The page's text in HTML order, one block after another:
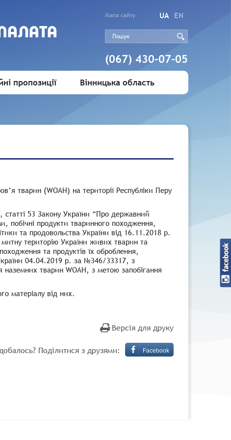
Мапа сайту UA EN
(067) 430-07-05
пропозиції Вінницька область
тварин (WOAH) на території Республіки Перу
статті 53 Закону України “Про державний
побічні продукти тваринного походження,
та продовольства України від 16.11.2018 р.
територію України живих тварин та
та продуктів їх оброблення,
04.04.2019 р. за №346/33317, з
тварин WOAH, з метою запобігання
матеріалу від них.
Версія для друку
Поділитися з друзями: Facebook